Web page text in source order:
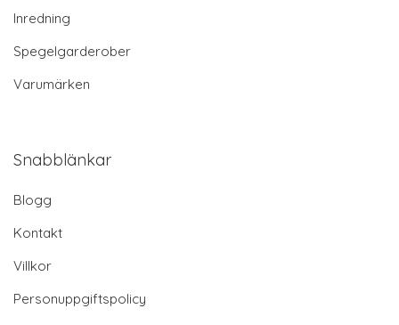
Inredning
Spegelgarderober
Varumärken
Snabblänkar
Blogg
Kontakt
Villkor
Personuppgiftspolicy